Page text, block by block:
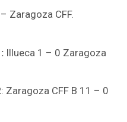
Zaragoza CFF.
Illueca 1 – 0 Zaragoza
: Zaragoza CFF B 11 – 0